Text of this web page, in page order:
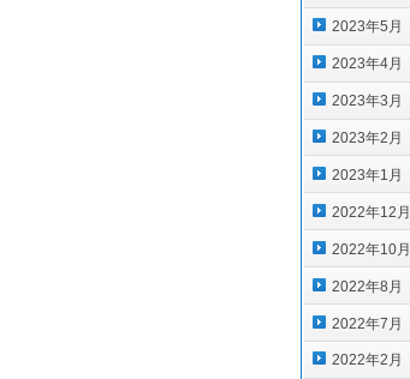
2023年5月
2023年4月
2023年3月
2023年2月
2023年1月
2022年12月
2022年10月
2022年8月
2022年7月
2022年2月